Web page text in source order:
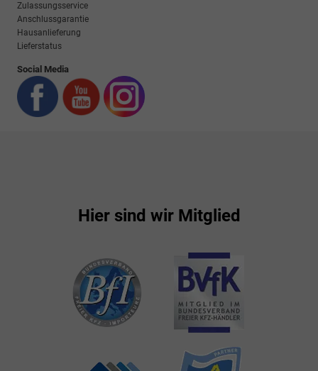
Zulassungsservice
Anschlussgarantie
Hausanlieferung
Lieferstatus
Social Media
Hier sind wir Mitglied